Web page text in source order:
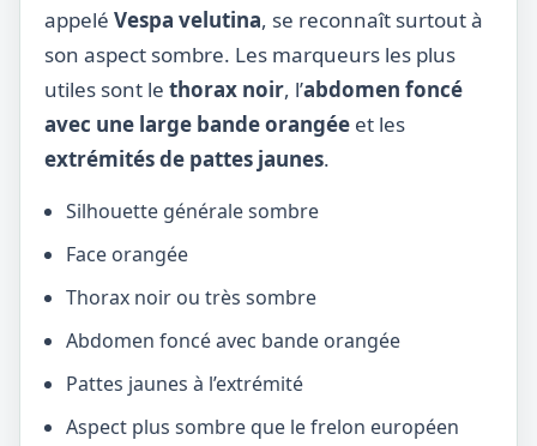
appelé Vespa velutina, se reconnaît surtout à
son aspect sombre. Les marqueurs les plus
utiles sont le thorax noir, l’abdomen foncé
avec une large bande orangée et les
extrémités de pattes jaunes.
Silhouette générale sombre
Face orangée
Thorax noir ou très sombre
Abdomen foncé avec bande orangée
Pattes jaunes à l’extrémité
Aspect plus sombre que le frelon européen